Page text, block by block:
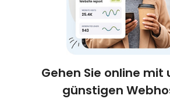
Gehen Sie online mit
günstigen